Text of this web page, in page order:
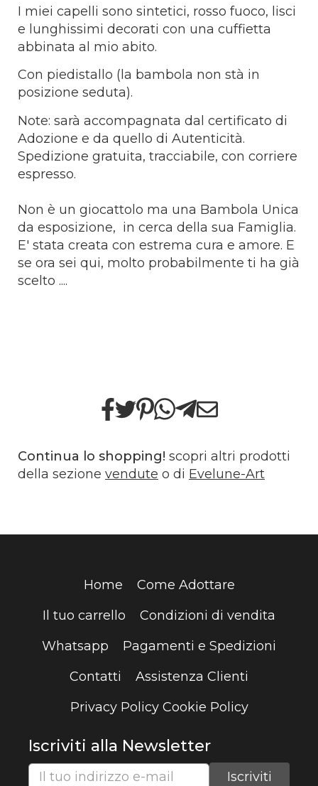
I miei capelli sono sintetici, rosso fuoco, lisci
e lunghissimi decorati con una cuffietta
abbinata al mio abito.
Con piedistallo (la bambola non stà in
posizione seduta).
Note: sarà accompagnata dal certificato di
Adozione e da quello di Autenticità.
Spedizione gratuita, tracciabile, con corriere
espresso.
Non è un giocattolo ma una Bambola Unica
da esposizione, in cerca della sua Famiglia.
E' stata creata con estrema cura e amore. E
se ora sei qui, molto probabilmente ti ha già
scelto ....
Continua lo shopping! scopri altri prodotti
della sezione vendute o di Evelune-Art
Home
Come Adottare
Il tuo carrello
Condizioni di vendita
Whatsapp
Pagamenti e Spedizioni
Contatti
Assistenza Clienti
Privacy Policy Cookie Policy
Iscriviti alla Newsletter